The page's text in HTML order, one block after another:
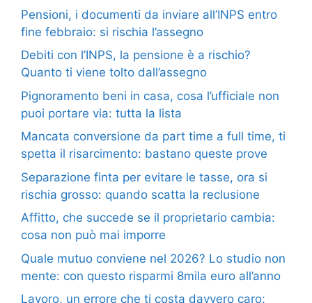
Pensioni, i documenti da inviare all’INPS entro
fine febbraio: si rischia l’assegno
Debiti con l’INPS, la pensione è a rischio?
Quanto ti viene tolto dall’assegno
Pignoramento beni in casa, cosa l’ufficiale non
puoi portare via: tutta la lista
Mancata conversione da part time a full time, ti
spetta il risarcimento: bastano queste prove
Separazione finta per evitare le tasse, ora si
rischia grosso: quando scatta la reclusione
Affitto, che succede se il proprietario cambia:
cosa non può mai imporre
Quale mutuo conviene nel 2026? Lo studio non
mente: con questo risparmi 8mila euro all’anno
Lavoro, un errore che ti costa davvero caro: